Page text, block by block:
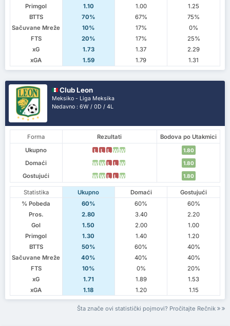
Primgol
1.10 1.00
1.25
BTTS
70% 67%
75%
Sačuvane Mreže
10% 17%
0%
FTS
20% 17%
25%
xG
1.73 1.37
2.29
xGA
1.59 1.79 1.31
Club Leon
Meksiko - Liga Meksika
Nedavno : 6W / 0D / 4L
Forma Rezultati
Bodova po Utakmici
Ukupno
L L L W W 1.80
Domaći W W L L W 1.80
Gostujući W W L L W 1.80
Statistika Ukupno Domaći
Gostujući
% Pobeda
60% 60%
60%
Pros.
2.80 3.40
2.20
Gol
1.50 2.00
1.00
Primgol
1.30 1.40
1.20
BTTS
50% 60%
40%
Sačuvane Mreže
40% 40%
40%
FTS
10% 0%
20%
xG
1.71 1.89
1.53
xGA
1.18 1.20 1.15
Šta znače ovi statistički pojmovi? Pročitajte Rečnik